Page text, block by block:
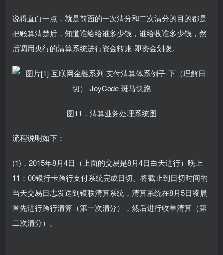
说得直白一点，就是前面的一次清分和二次清分的目的都是
把账算清楚后，知道谁给给谁多少钱，谁给收谁多少钱，然
后调用央行的清算系统进行资金转账-即资金划拨。
图11，清算业务处理系统图
流程说明如下：
(1)，2015年8月4日（上面的交易是8月4日白天进行）晚上
11：00银行卡跨行支付系统完成日切。将截止到日切时间的
当天交易日志发送到银联清算系统，清算系统在8月5日凌晨
首先进行跨行清算（第一次清分），然后进行收单清算（第
二次清分）。